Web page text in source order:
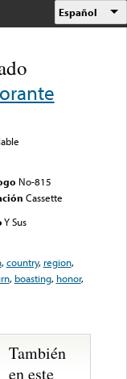
Español
No-815
Cassette
Y Sus
,country, region,
, boasting, honor,
También
en este